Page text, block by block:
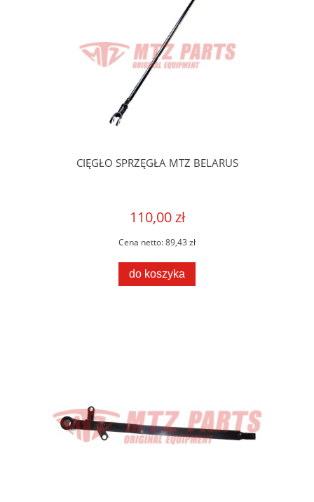
CIĘGŁO SPRZĘGŁA MTZ BELARUS
110,00 zł
Cena netto:89,43 zł
do koszyka